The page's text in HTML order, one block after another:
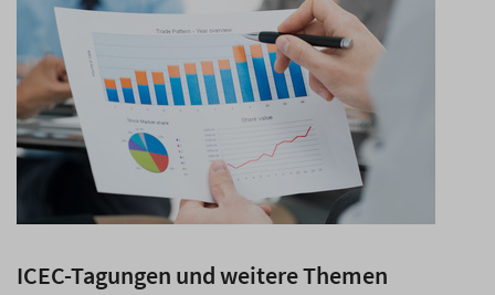
ICEC-Tagungen und weitere Themen